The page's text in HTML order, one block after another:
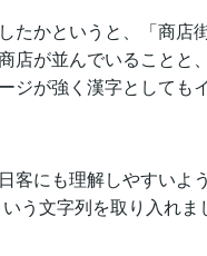
たかというと、「商店
店が並んでいることと
ジが強く漢字としても
客にも理解しやすいよ
う文字列を取り入れま